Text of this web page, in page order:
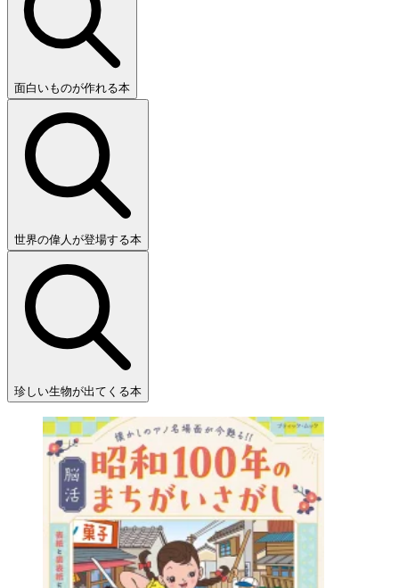
面白いものが作れる本
世界の偉人が登場する本
珍しい生物が出てくる本